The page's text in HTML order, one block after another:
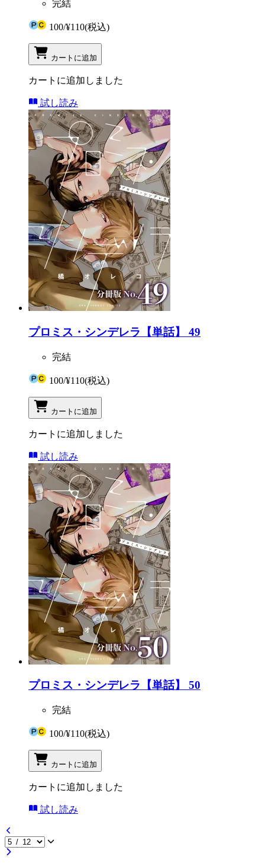
完結
100/¥110(税込)
カートに追加
カートに追加しました
試し読み
プロミス・シンデレラ【単話】 49
完結
100/¥110(税込)
カートに追加
カートに追加しました
試し読み
プロミス・シンデレラ【単話】 50
完結
100/¥110(税込)
カートに追加
カートに追加しました
試し読み